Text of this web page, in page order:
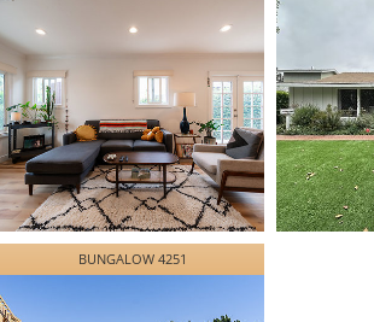
BUNGALOW 4251